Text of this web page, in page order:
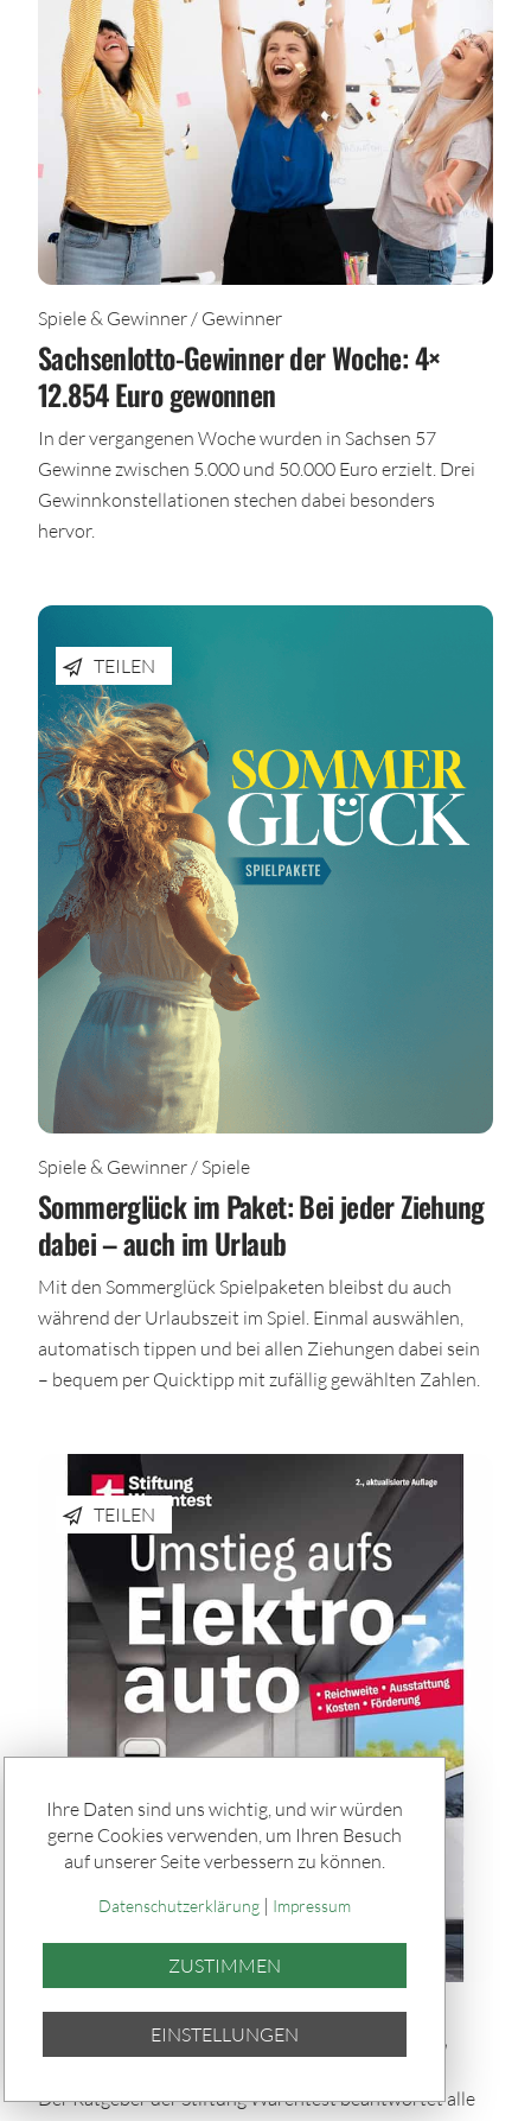
Spiele & Gewinner / Gewinner
Sachsenlotto-Gewinner der Woche: 4×
12.854 Euro gewonnen
In der vergangenen Woche wurden in Sachsen 57
Gewinne zwischen 5.000 und 50.000 Euro erzielt. Drei
Gewinnkonstellationen stechen dabei besonders
hervor.
TEILEN
Spiele & Gewinner / Spiele
Sommerglück im Paket: Bei jeder Ziehung
dabei – auch im Urlaub
Mit den Sommerglück Spielpaketen bleibst du auch
während der Urlaubszeit im Spiel. Einmal auswählen,
automatisch tippen und bei allen Ziehungen dabei sein
– bequem per Quicktipp mit zufällig gewählten Zahlen.
TEILEN
Rätseln & Service / Ratgeber
Buch-Tipp: „Umstieg aufs Elektroauto"
Der Ratgeber der Stiftung Warentest beantwortet alle
Ihre Daten sind uns wichtig, und wir würden
gerne Cookies verwenden, um Ihren Besuch
auf unserer Seite verbessern zu können.
Datenschutzerklärung| Impressum
ZUSTIMMEN
EINSTELLUNGEN